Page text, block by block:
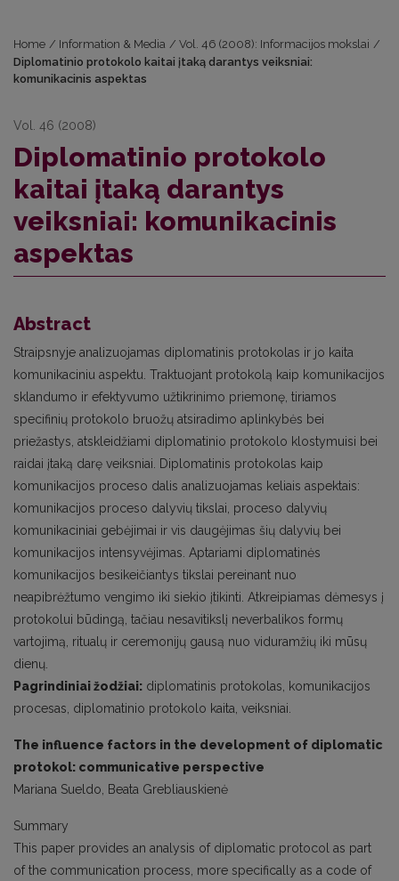
Home / Information & Media / Vol. 46 (2008): Informacijos mokslai /
Diplomatinio protokolo kaitai įtaką darantys veiksniai:
komunikacinis aspektas
Vol. 46 (2008)
Diplomatinio protokolo
kaitai įtaką darantys
veiksniai: komunikacinis
aspektas
Abstract
Straipsnyje analizuojamas diplomatinis protokolas ir jo kaita
komunikaciniu aspektu. Traktuojant protokolą kaip komunikacijos
sklandumo ir efektyvumo užtikrinimo priemonę, tiriamos
specifinių protokolo bruožų atsiradimo aplinkybės bei
priežastys, atskleidžiami diplomatinio protokolo klostymuisi bei
raidai įtaką darę veiksniai. Diplomatinis protokolas kaip
komunikacijos proceso dalis analizuojamas keliais aspektais:
komunikacijos proceso dalyvių tikslai, proceso dalyvių
komunikaciniai gebėjimai ir vis daugėjimas šių dalyvių bei
komunikacijos intensyvėjimas. Aptariami diplomatinės
komunikacijos besikeičiantys tikslai pereinant nuo
neapibrėžtumo vengimo iki siekio įtikinti. Atkreipiamas dėmesys į
protokolui būdingą, tačiau nesavitikslį neverbalikos formų
vartojimą, ritualų ir ceremonijų gausą nuo viduramžių iki mūsų
dienų.
Pagrindiniai žodžiai: diplomatinis protokolas, komunikacijos
procesas, diplomatinio protokolo kaita, veiksniai.
The influence factors in the development of diplomatic
protokol: communicative perspective
Mariana Sueldo, Beata Grebliauskienė
Summary
This paper provides an analysis of diplomatic protocol as part
of the communication process, more specifically as a code of